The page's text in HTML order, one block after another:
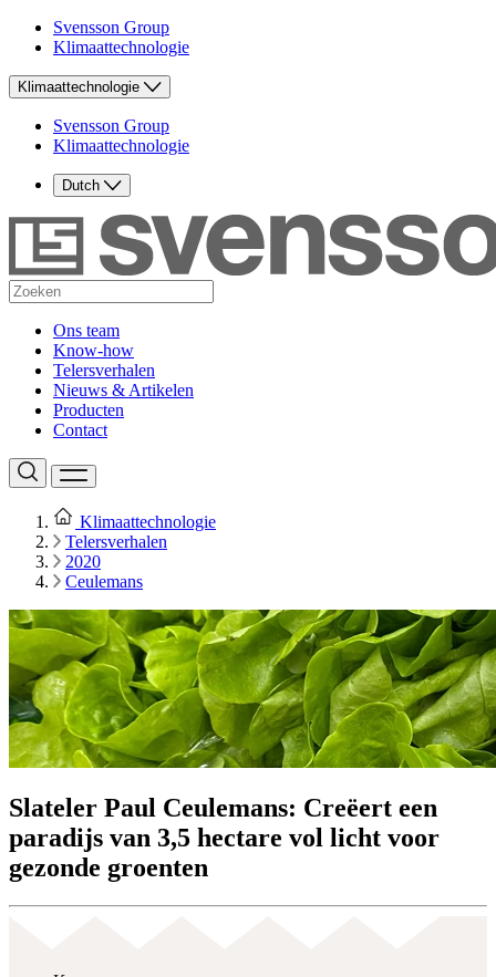
Svensson Group
Klimaattechnologie
Klimaattechnologie
Svensson Group
Klimaattechnologie
Dutch
Ons team
Know-how
Telersverhalen
Nieuws & Artikelen
Producten
Contact
Klimaattechnologie
Telersverhalen
2020
Ceulemans
Slateler Paul Ceulemans: Creëert een
paradijs van 3,5 hectare vol licht voor
gezonde groenten